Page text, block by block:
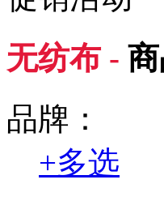
无纺布 -
品牌：
+多选